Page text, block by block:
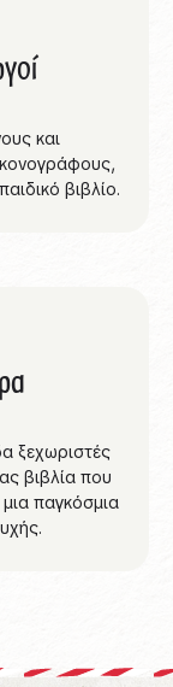
και
βιβλίο.
ξεχωριστές
βιβλία που
μια παγκόσμια